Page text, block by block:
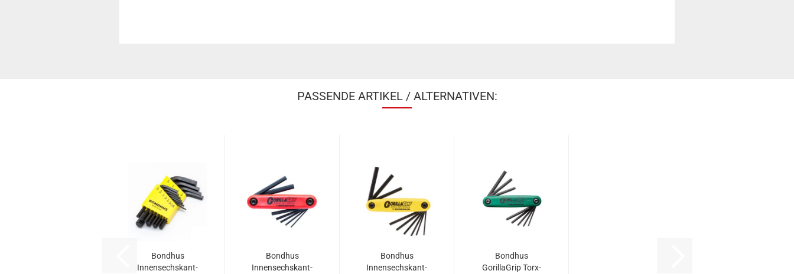
PASSENDE ARTIKEL / ALTERNATIVEN:
Bondhus
Innensechskant-
Bondhus
Innensechskant-
Bondhus
Innensechskant-
Bondhus
GorillaGrip Torx-